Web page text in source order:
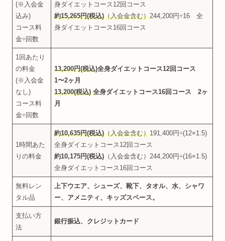
(※入会金
込み)
コース料
金÷回数
身ダイエットコース12回コース
約15,265円(税込)（入会金含む）244,200円÷16 全
身ダイエットコース16回コース
1回あたり
の料金
(※入会金
なし)
コース料
金÷回数
13,200円(税込)全身ダイエットコース12回コース
1〜2ヶ月
13,200(税込)全身ダイエットコース16回コース 2ヶ
月
1時間あた
りの料金
約10,635円(税込)（入会金含む）191,400円÷(12×1.5)
全身ダイエットコース12回コース
約10,175円(税込) （入会金含む）244,200円÷(16×1.5)
全身ダイエットコース16回コース
無料レン
タル品
上下ウエア、シューズ、靴下、タオル、水、シャワ
ー、アメニティ、キッズスペース。
支払い方
法
銀行振込、クレジットカード